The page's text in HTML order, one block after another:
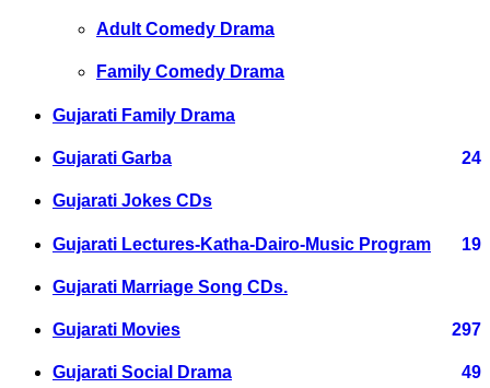
Adult Comedy Drama
Family Comedy Drama
Gujarati Family Drama
Gujarati Garba 24
Gujarati Jokes CDs
Gujarati Lectures-Katha-Dairo-Music Program 19
Gujarati Marriage Song CDs.
Gujarati Movies 297
Gujarati Social Drama 49